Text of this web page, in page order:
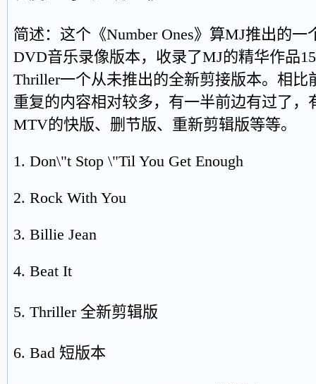
简述：这个《Number Ones》算MJ推出的
DVD音乐录像版本，收录了MJ的精华作品
Thriller一个从未推出的全新剪接版本。相
重复的内容相对较多，有一半前边有过了，
MTV的快版、删节版、重新剪辑版等等。
1. Don\"t Stop \"Til You Get Enough
2. Rock With You
3. Billie Jean
4. Beat It
5. Thriller 全新剪辑版
6. Bad 短版本